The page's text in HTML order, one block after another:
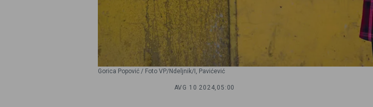
Gorica Popović / Foto VP/Ndeljnik/I, Pavićević
AVG 10 2024, 05:00